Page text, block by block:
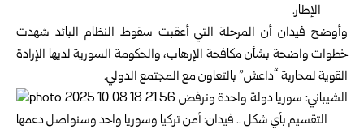
الإطار.
وأوضح فيدان أن المرحلة التي أعقبت سقوط النظام البائد شهدت
خطوات واضحة بشأن مكافحة الإرهاب، والحكومة السورية لديها الإرادة
القوية لمحاربة “داعش” بالتعاون مع المجتمع الدولي.